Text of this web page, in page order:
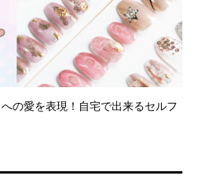
の愛を表現！自宅で出来るセルフ